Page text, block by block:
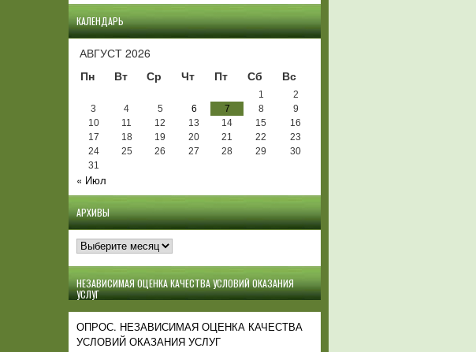
КАЛЕНДАРЬ
АВГУСТ 2026
Пн
Вт Ср Чт Пт Сб Вс
1
2
3
4 5 6 7 8
9
10
11 12 13 14 15
16
17
18 19 20 21 22
23
24
25 26 27 28 29
30
31
« Июл
АРХИВЫ
Архивы
НЕЗАВИСИМАЯ ОЦЕНКА КАЧЕСТВА УСЛОВИЙ ОКАЗАНИЯ
УСЛУГ
ОПРОС. НЕЗАВИСИМАЯ ОЦЕНКА КАЧЕСТВА
УСЛОВИЙ ОКАЗАНИЯ УСЛУГ